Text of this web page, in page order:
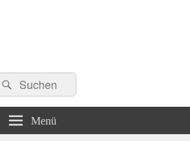
SuchenSuchen
Menü